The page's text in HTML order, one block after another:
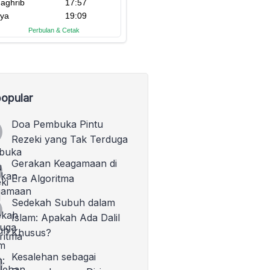
Doa Pembuka Pintu
Rezeki yang Tak Terduga
Gerakan Keagamaan di
Era Algoritma
Sedekah Subuh dalam
Islam: Apakah Ada Dalil
Khusus?
Kesalehan sebagai